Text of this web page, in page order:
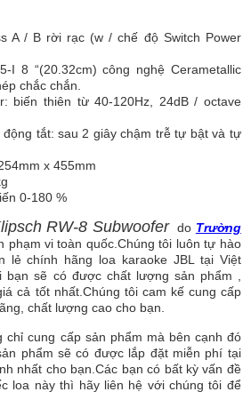
A / B rời rạc (w / chế độ Switch Power
I 8 “(20.32cm) công nghệ Cerametallic
chắc chắn.
biến thiên từ 40-120Hz, 24dB / octave
tắt: sau 2 giây chậm trễ tự bật và tự
x 455mm
0-180 %
RW-8 Subwooferdo Trường
phạm vi toàn quốc.Chúng tôi luôn tự hào
lẻ chính hãng loa karaoke JBL tại Việt
sẽ có được chất lượng sản phẩm ,
cả tốt nhất.Chúng tôi cam kế cung cấp
chất lượng cao cho bạn.
chỉ cung cấp sản phẩm mà bên cạnh đó
phẩm sẽ có được lắp đặt miễn phí tại
nhất cho bạn.Các bạn có bất kỳ vấn đề
loa này thì hãy liên hệ với chúng tôi để